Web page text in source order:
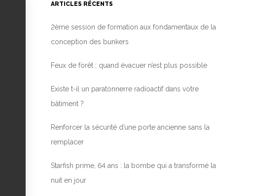
ARTICLES RÉCENTS
2ème session de formation aux fondamentaux de la
conception des bunkers
Feux de forêt : quand évacuer n’est plus possible
Existe t-il un paratonnerre radioactif dans votre
bâtiment ?
Renforcer la sécurité d’une porte ancienne sans la
remplacer
Starfish prime, 64 ans : la bombe qui a transformé la
nuit en jour